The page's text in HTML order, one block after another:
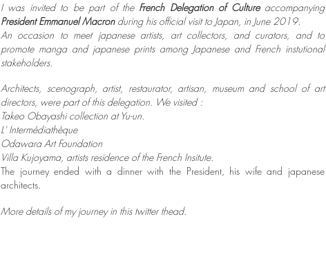
I was invited to be part of the French Delegation of Cultureaccompanying
President Emmanuel Macronduring his official visit to Japan, in June 2019.
An occasion to meet japanese artists, art collectors, and curators, and to
promote manga and japanese prints among Japanese and French instutional
stakeholders.
Architects, scenograph, artist, restaurator, artisan, museum and school of art
directors, were part of this delegation. We visited :
Takeo Obayashi collection at Yu-un.
L' Intermédiathèque
Odawara Art Foundation
Villa Kujoyama, artists residence of the French Insitute.
The journey ended with a dinner with the President, his wife and japanese
architects.
More details of my journey in this twitter thead.